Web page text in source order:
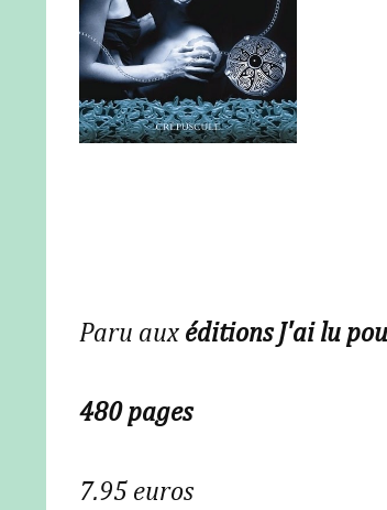
Paru aux éditions J'ai lu
480 pages
7.95 euros